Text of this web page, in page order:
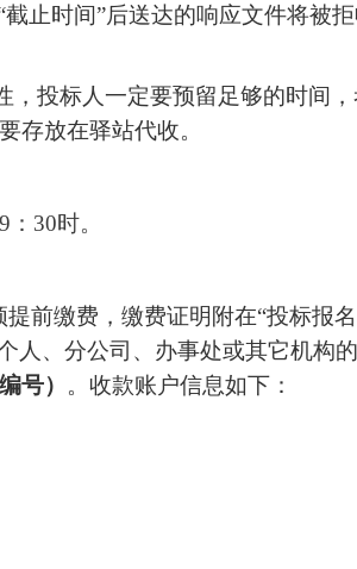
止时间”后送达的响应文件将被
，投标人一定要预留足够的时间
存放在驿站代收。
30时。
前缴费，缴费证明附在“投标报
、分公司、办事处或其它机构
号） 。收款账户信息如下：